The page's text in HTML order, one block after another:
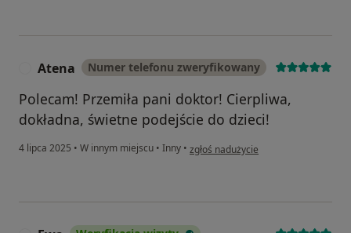
Atena Numer telefonu zweryfikowany
Polecam! Przemiła pani doktor! Cierpliwa,
dokładna, świetne podejście do dzieci!
4 lipca 2025 • W innym miejscu • Inny • w opinii użytkownika Atena
zgłoś nadużycie